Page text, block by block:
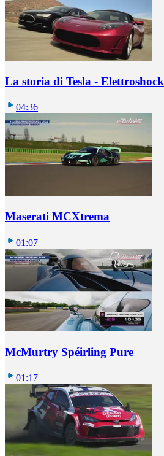
La storia di Tesla - Elettroshock
04:36
Maserati MCXtrema
01:07
McMurtry Spéirling Pure
01:17